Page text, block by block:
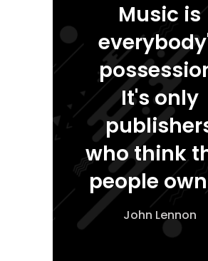
Music is
It's only
who think
people
John Lennon